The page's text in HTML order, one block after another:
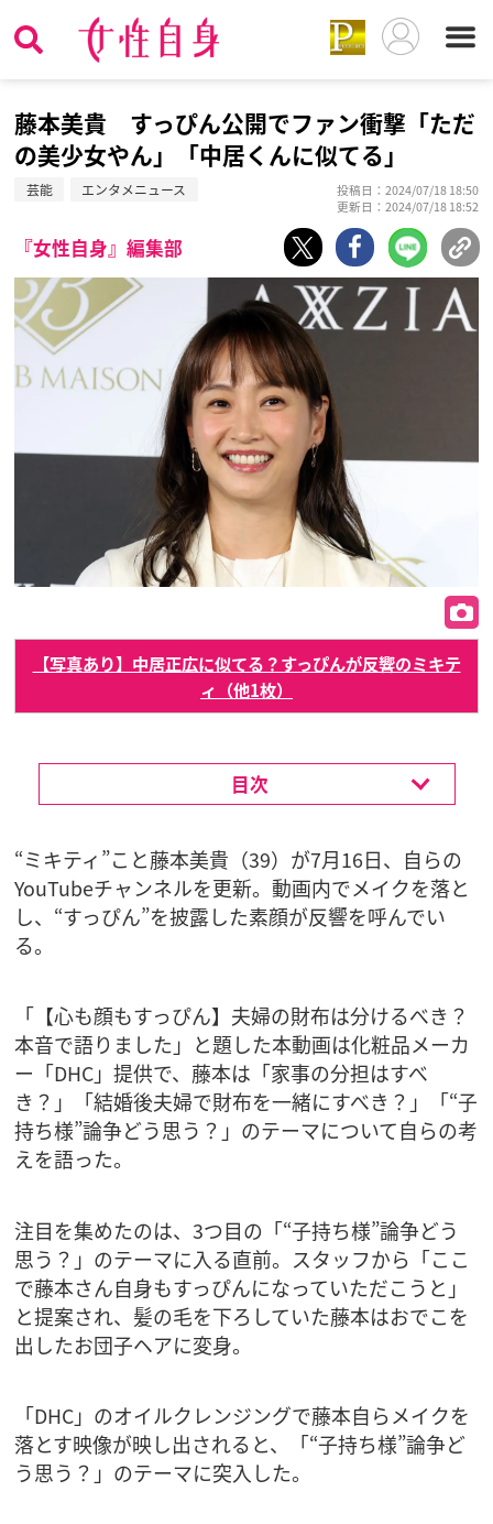
藤本美貴 すっぴん公開でファン衝撃「ただ
の美少女やん」「中居くんに似てる」
芸能 エンタメニュース
投稿日：2024/07/18 18:50
更新日：2024/07/18 18:52
『女性自身』編集部
【写真あり】中居正広に似てる？すっぴんが反響のミキテ
ィ（他1枚）
目次
“ミキティ”こと藤本美貴（39）が7月16日、自らの
YouTubeチャンネルを更新。動画内でメイクを落と
し、“すっぴん”を披露した素顔が反響を呼んでい
る。
「【心も顔もすっぴん】夫婦の財布は分けるべき？
本音で語りました」と題した本動画は化粧品メーカ
ー「DHC」提供で、藤本は「家事の分担はすべ
き？」「結婚後夫婦で財布を一緒にすべき？」「“子
持ち様”論争どう思う？」のテーマについて自らの考
えを語った。
注目を集めたのは、3つ目の「“子持ち様”論争どう
思う？」のテーマに入る直前。スタッフから「ここ
で藤本さん自身もすっぴんになっていただこうと」
と提案され、髪の毛を下ろしていた藤本はおでこを
出したお団子ヘアに変身。
「DHC」のオイルクレンジングで藤本自らメイクを
落とす映像が映し出されると、「“子持ち様”論争ど
う思う？」のテーマに突入した。